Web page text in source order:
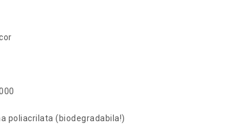
poliacrilata (biodegradabila!)